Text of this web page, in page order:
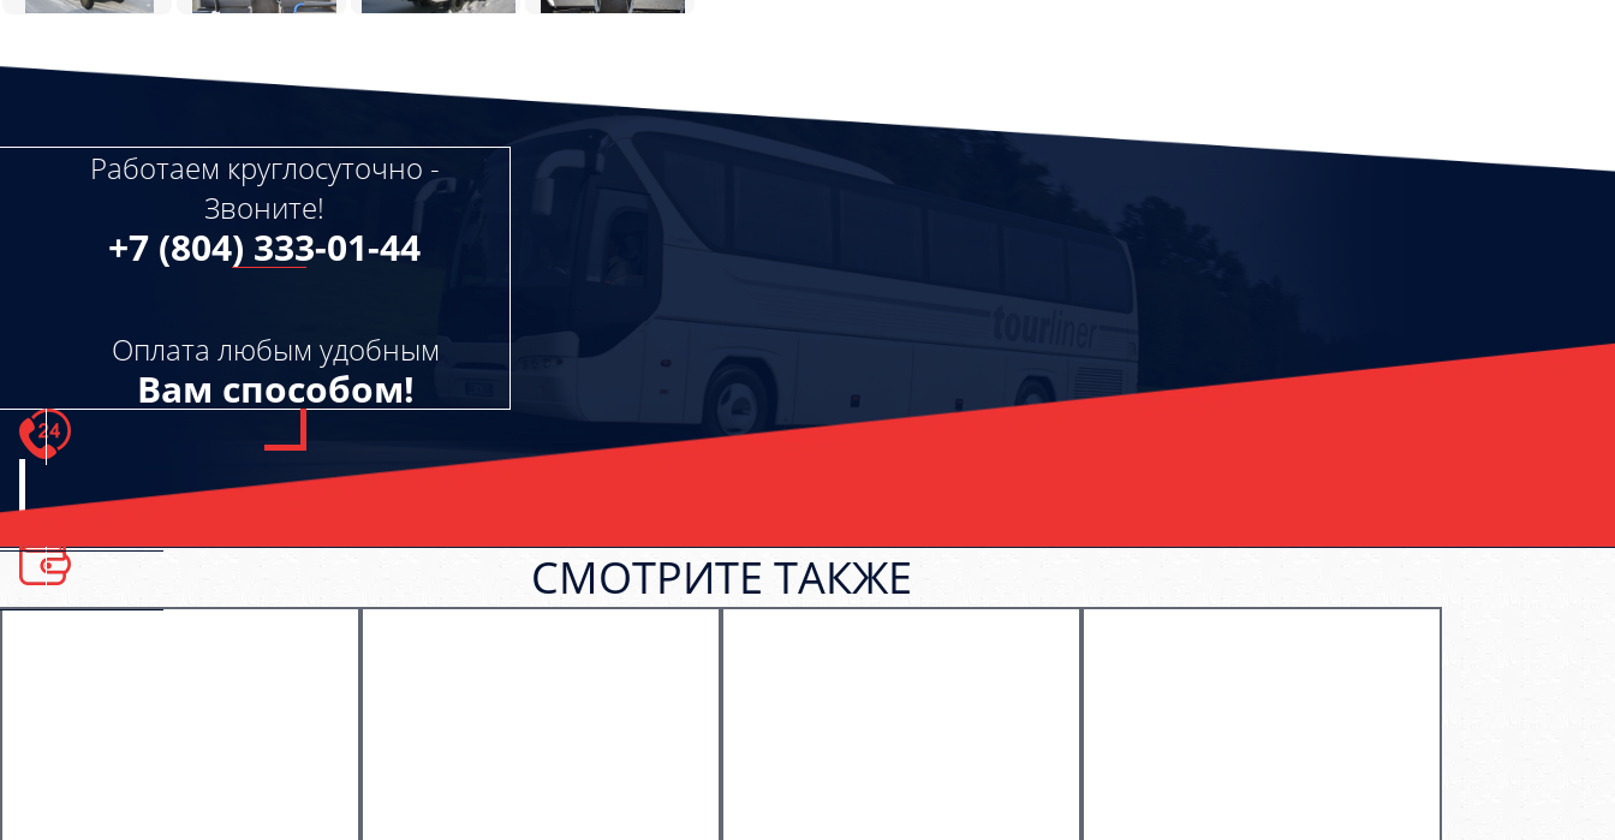
Работаем круглосуточно -
Звоните!
+7 (804) 333-01-44
Оплата любым удобным
Вам способом!
СМОТРИТЕ ТАКЖЕ